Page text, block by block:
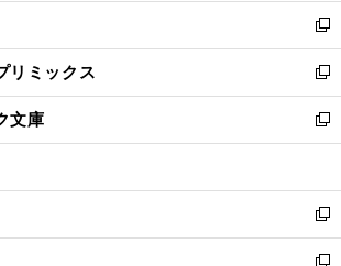
く
で
開
く
ド
ウ
で
開
く
ウ
ィ
ン
ド
ウ
で
開
し
い
ウ
ィ
ン
ド
ウ
開
く
新
し
い
ウ
ィ
ン
ウ
で
開
く
リミックス
新
し
い
ウ
ン
ド
ウ
で
文庫
新
し
ウ
ィ
ン
新
し